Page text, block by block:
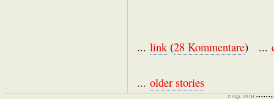
... link(28 Kommentare) ...
... older stories